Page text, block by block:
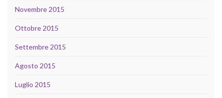
Novembre 2015
Ottobre 2015
Settembre 2015
Agosto 2015
Luglio 2015